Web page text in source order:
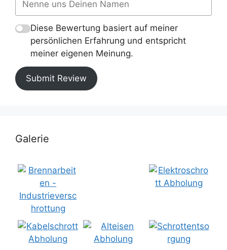
Diese Bewertung basiert auf meiner
persönlichen Erfahrung und entspricht
meiner eigenen Meinung.
Submit Review
Galerie